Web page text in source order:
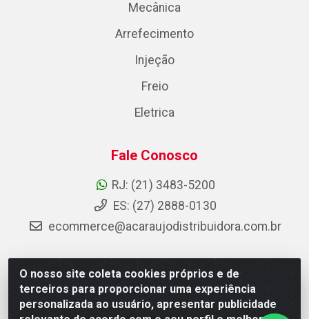
O nosso site coleta cookies próprios e de
terceiros para proporcionar uma experiência
personalizada ao usuário, apresentar publicidade
Mecânica
Arrefecimento
Injeção
Freio
Eletrica
Fale Conosco
RJ: (21) 3483-5200
ES: (27) 2888-0130
ecommerce@acaraujodistribuidora.com.br
AC Araujo Distribuidora - Rua Carneiro de Campos, 42 -
São Cristóvão, Rio de Janeiro/RJ - CEP 20.920-410 -
CNPJ 08.744.753/0003-85